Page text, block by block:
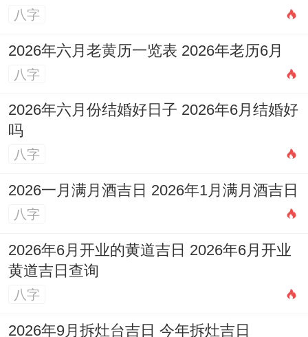
八字
2026年六月老黄历一览表 2026年老历6月
八字
2026年六月份结婚好日子 2026年6月结婚好
吗
八字
2026一月满月酒吉日 2026年1月满月酒吉日
八字
2026年6月开业的黄道吉日 2026年6月开业
黄道吉日查询
八字
2026年9月拆灶台吉日 今年拆灶吉日